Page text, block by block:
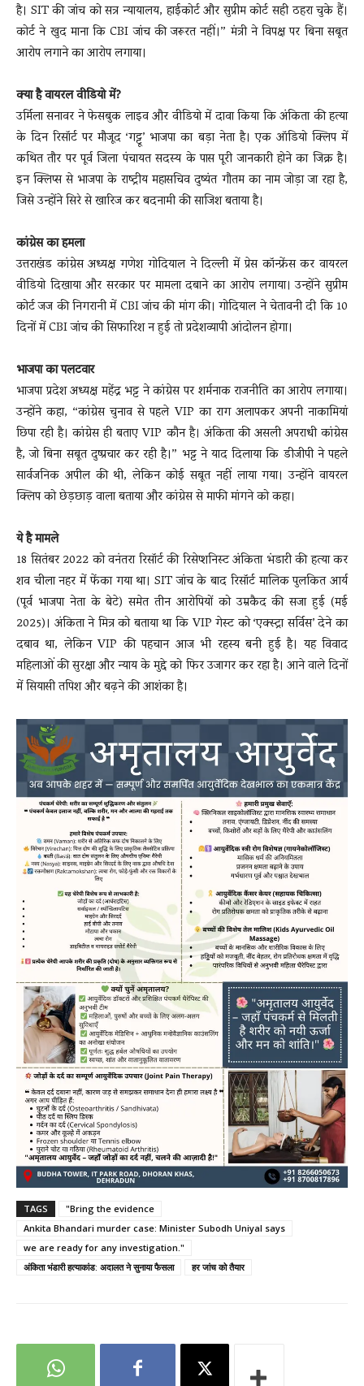
है। SIT की जांच को सत्र न्यायालय, हाईकोर्ट और सुप्रीम कोर्ट सही ठहरा चुके हैं।
कोर्ट ने खुद माना कि CBI जांच की जरूरत नहीं।” मंत्री ने विपक्ष पर बिना सबूत
आरोप लगाने का आरोप लगाया।
क्या है वायरल वीडियो में?
उर्मिला सनावर ने फेसबुक लाइव और वीडियो में दावा किया कि अंकिता की हत्या
के दिन रिसॉर्ट पर मौजूद ‘गट्टू’ भाजपा का बड़ा नेता है। एक ऑडियो क्लिप में
कथित तौर पर पूर्व जिला पंचायत सदस्य के पास पूरी जानकारी होने का जिक्र है।
इन क्लिप्स से भाजपा के राष्ट्रीय महासचिव दुष्यंत गौतम का नाम जोड़ा जा रहा है,
जिसे उन्होंने सिरे से खारिज कर बदनामी की साजिश बताया है।
कांग्रेस का हमला
उत्तराखंड कांग्रेस अध्यक्ष गणेश गोदियाल ने दिल्ली में प्रेस कॉन्फ्रेंस कर वायरल
वीडियो दिखाया और सरकार पर मामला दबाने का आरोप लगाया। उन्होंने सुप्रीम
कोर्ट जज की निगरानी में CBI जांच की मांग की। गोदियाल ने चेतावनी दी कि 10
दिनों में CBI जांच की सिफारिश न हुई तो प्रदेशव्यापी आंदोलन होगा।
भाजपा का पलटवार
भाजपा प्रदेश अध्यक्ष महेंद्र भट्ट ने कांग्रेस पर शर्मनाक राजनीति का आरोप लगाया।
उन्होंने कहा, “कांग्रेस चुनाव से पहले VIP का राग अलापकर अपनी नाकामियां
छिपा रही है। कांग्रेस ही बताए VIP कौन है। अंकिता की असली अपराधी कांग्रेस
है, जो बिना सबूत दुष्प्रचार कर रही है।” भट्ट ने याद दिलाया कि डीजीपी ने पहले
सार्वजनिक अपील की थी, लेकिन कोई सबूत नहीं लाया गया। उन्होंने वायरल
क्लिप को छेड़छाड़ वाला बताया और कांग्रेस से माफी मांगने को कहा।
ये है मामले
18 सितंबर 2022 को वनंतरा रिसॉर्ट की रिसेप्शनिस्ट अंकिता भंडारी की हत्या कर
शव चीला नहर में फेंका गया था। SIT जांच के बाद रिसॉर्ट मालिक पुलकित आर्य
(पूर्व भाजपा नेता के बेटे) समेत तीन आरोपियों को उम्रकैद की सजा हुई (मई
2025)। अंकिता ने मित्र को बताया था कि VIP गेस्ट को ‘एक्स्ट्रा सर्विस’ देने का
दबाव था, लेकिन VIP की पहचान आज भी रहस्य बनी हुई है। यह विवाद
महिलाओं की सुरक्षा और न्याय के मुद्दे को फिर उजागर कर रहा है। आने वाले दिनों
में सियासी तपिश और बढ़ने की आशंका है।
TAGS
"Bring the evidence
Ankita Bhandari murder case: Minister Subodh Uniyal says
we are ready for any investigation."
अंकिता भंडारी हत्याकांड: अदालत ने सुनाया फैसला
हर जांच को तैयार